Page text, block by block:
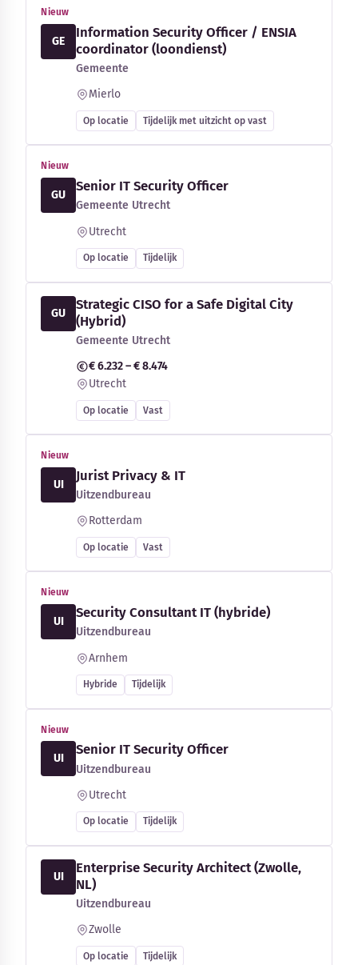
Nieuw
GE
Information Security Officer / ENSIA
coordinator (loondienst)
Gemeente
Mierlo
Op locatie Tijdelijk met uitzicht op vast
Nieuw
GU
Senior IT Security Officer
Gemeente Utrecht
Utrecht
Op locatie Tijdelijk
GU
Strategic CISO for a Safe Digital City
(Hybrid)
Gemeente Utrecht
€ 6.232 – € 8.474
Utrecht
Op locatie Vast
Nieuw
UI
Jurist Privacy & IT
Uitzendbureau
Rotterdam
Op locatie Vast
Nieuw
UI
Security Consultant IT (hybride)
Uitzendbureau
Arnhem
Hybride Tijdelijk
Nieuw
UI
Senior IT Security Officer
Uitzendbureau
Utrecht
Op locatie Tijdelijk
UI
Enterprise Security Architect (Zwolle,
NL)
Uitzendbureau
Zwolle
Op locatie Tijdelijk